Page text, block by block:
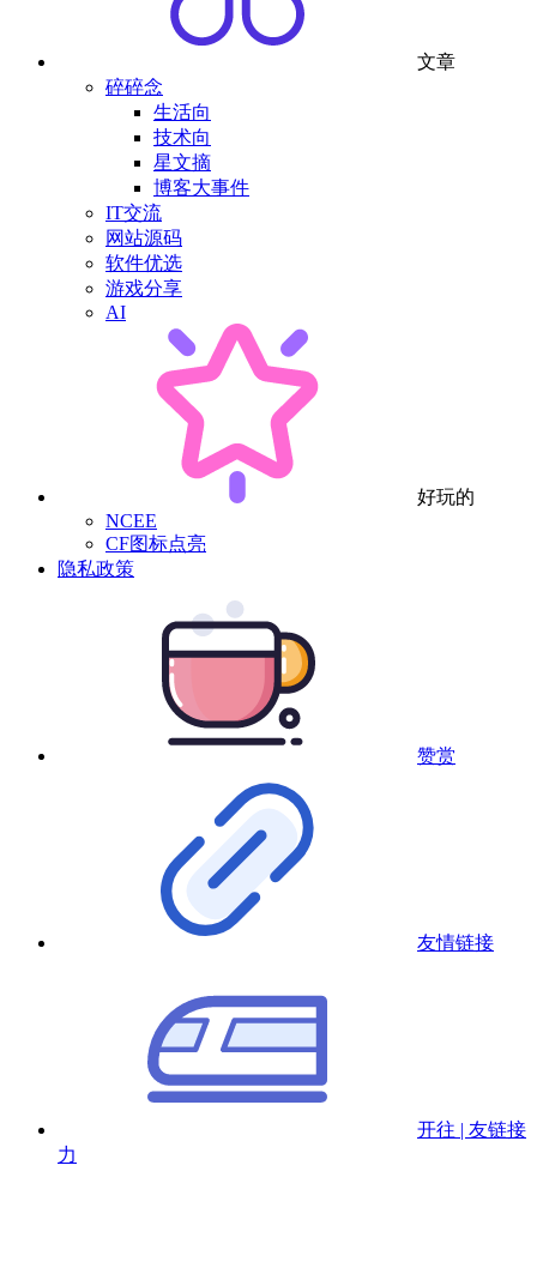
文章
碎碎念
生活向
技术向
星文摘
博客大事件
IT交流
网站源码
软件优选
游戏分享
AI
好玩的
NCEE
CF图标点亮
隐私政策
赞赏
友情链接
开往 | 友链接
力